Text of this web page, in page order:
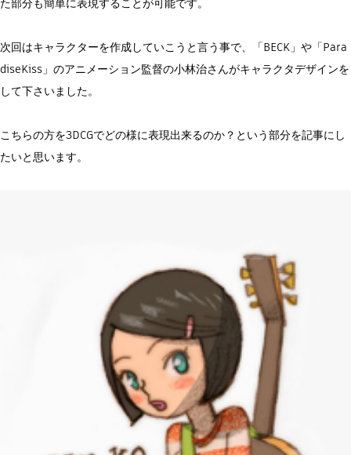
た部分も簡単に表現することが可能です。
次回はキャラクターを作成していこうと言う事で、「BECK」や「Para
diseKiss」のアニメーション監督の小林治さんがキャラクタデザインを
して下さいました。
こちらの方を3DCGでどの様に表現出来るのか？という部分を記事にし
たいと思います。